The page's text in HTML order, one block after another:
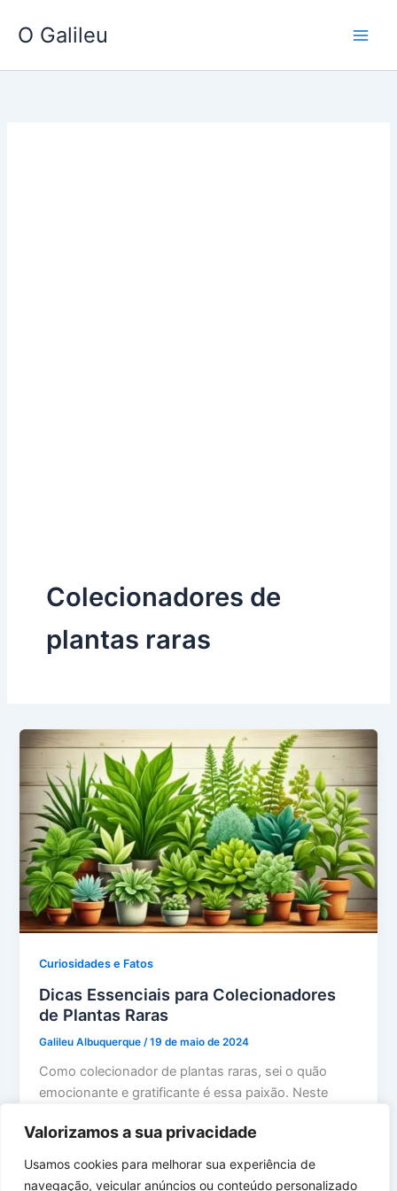
Valorizamos a sua privacidade
Usamos cookies para melhorar sua experiência de
navegação, veicular anúncios ou conteúdo personalizado
para
conteúdo
O Galileu
Colecionadores de
plantas raras
Curiosidades e Fatos
Dicas Essenciais para Colecionadores
de Plantas Raras
Galileu Albuquerque /19 de maio de 2024
Como colecionador de plantas raras, sei o quão
emocionante e gratificante é essa paixão. Neste